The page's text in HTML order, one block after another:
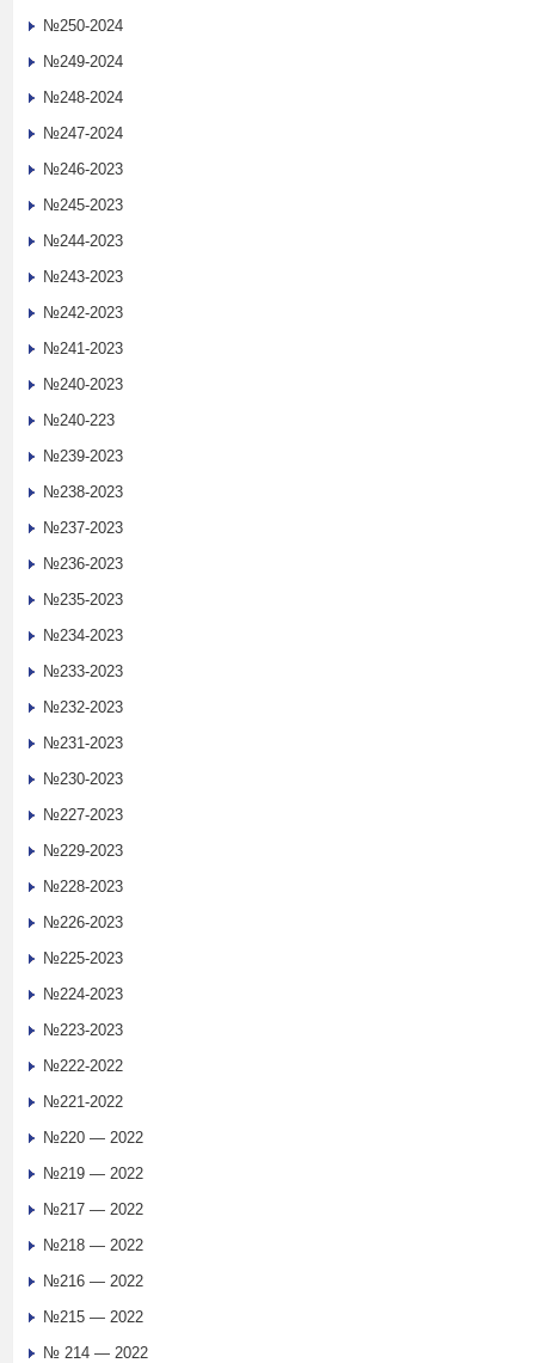
№250-2024
№249-2024
№248-2024
№247-2024
№246-2023
№245-2023
№244-2023
№243-2023
№242-2023
№241-2023
№240-2023
№240-223
№239-2023
№238-2023
№237-2023
№236-2023
№235-2023
№234-2023
№233-2023
№232-2023
№231-2023
№230-2023
№227-2023
№229-2023
№228-2023
№226-2023
№225-2023
№224-2023
№223-2023
№222-2022
№221-2022
№220 — 2022
№219 — 2022
№217 — 2022
№218 — 2022
№216 — 2022
№215 — 2022
№ 214 — 2022